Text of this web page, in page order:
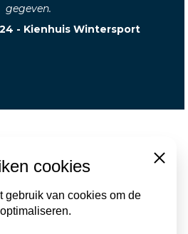
gegeven.
- Kienhuis Wintersport
cookies
gebruik van cookies om de
Close